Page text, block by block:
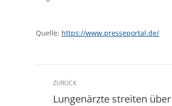
Quelle: https://www.presseportal.de/
ZURÜCK
Lungenärzte streiten über